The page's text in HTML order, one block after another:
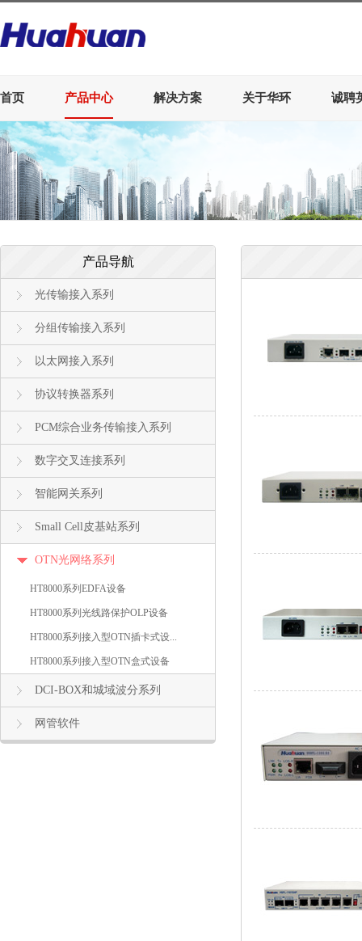
首页 产品中心 解决方案 关于华环 诚聘
产品导航
光传输接入系列
分组传输接入系列
以太网接入系列
协议转换器系列
PCM综合业务传输接入系列
数字交叉连接系列
智能网关系列
Small Cell皮基站系列
OTN光网络系列
HT8000系列EDFA设备
HT8000系列光线路保护OLP设备
HT8000系列接入型OTN插卡式设...
HT8000系列接入型OTN盒式设备
DCI-BOX和城域波分系列
网管软件